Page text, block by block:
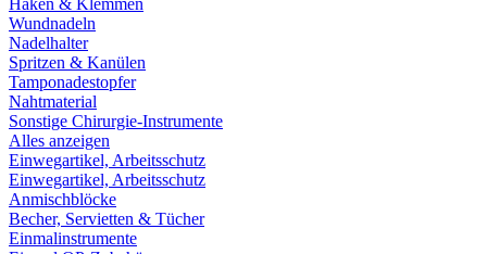
Haken & Klemmen
Wundnadeln
Nadelhalter
Spritzen & Kanülen
Tamponadestopfer
Nahtmaterial
Sonstige Chirurgie-Instrumente
Alles anzeigen
Einwegartikel, Arbeitsschutz
Einwegartikel, Arbeitsschutz
Anmischblöcke
Becher, Servietten & Tücher
Einmalinstrumente